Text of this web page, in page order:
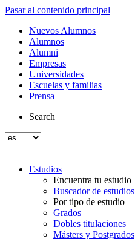
Pasar al contenido principal
Nuevos Alumnos
Alumnos
Alumni
Empresas
Universidades
Escuelas y familias
Prensa
Search
Estudios
Encuentra tu estudio
Buscador de estudios
Por tipo de estudio
Grados
Dobles titulaciones
Másters y Postgrados